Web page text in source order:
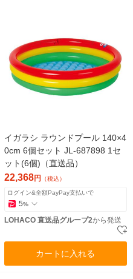
イガラシ ラウンドプール 140×4
0cm 6個セット JL-687898 1セ
ット(6個)（直送品）
22,368円 （税込）
ログイン&全額PayPay支払いで
5%
LOHACO 直送品グループ2から発送
カートに入れる